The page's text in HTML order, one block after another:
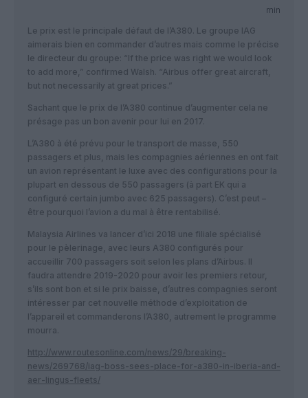
min
Le prix est le principale défaut de l’A380. Le groupe IAG
aimerais bien en commander d’autres mais comme le précise
le directeur du groupe: “If the price was right we would look
to add more,” confirmed Walsh. “Airbus offer great aircraft,
but not necessarily at great prices.”
Sachant que le prix de l’A380 continue d’augmenter cela ne
présage pas un bon avenir pour lui en 2017.
L’A380 à été prévu pour le transport de masse, 550
passagers et plus, mais les compagnies aériennes en ont fait
un avion représentant le luxe avec des configurations pour la
plupart en dessous de 550 passagers (à part EK qui a
configuré certain jumbo avec 625 passagers). C’est peut –
être pourquoi l’avion a du mal à être rentabilisé.
Malaysia Airlines va lancer d’ici 2018 une filiale spécialisé
pour le pèlerinage, avec leurs A380 configurés pour
accueillir 700 passagers soit selon les plans d’Airbus. Il
faudra attendre 2019-2020 pour avoir les premiers retour,
s’ils sont bon et si le prix baisse, d’autres compagnies seront
intéresser par cet nouvelle méthode d’exploitation de
l’appareil et commanderons l’A380, autrement le programme
mourra.
http://www.routesonline.com/news/29/breaking-
news/269768/iag-boss-sees-place-for-a380-in-iberia-and-
aer-lingus-fleets/